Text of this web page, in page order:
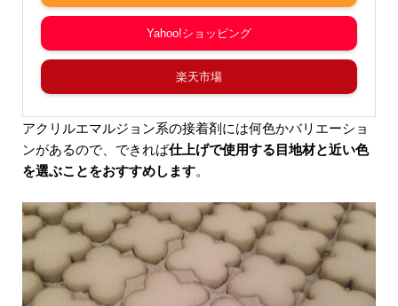
Yahoo!ショッピング
楽天市場
アクリルエマルジョン系の接着剤には何色かバリエーショ
ンがあるので、できれば仕上げで使用する目地材と近い色
を選ぶことをおすすめします。